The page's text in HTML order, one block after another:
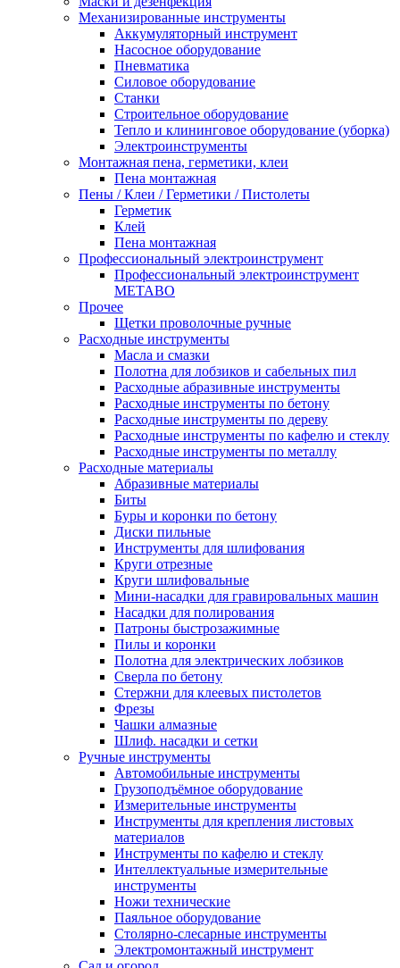
Механизированные инструменты
Аккумуляторный инструмент
Насосное оборудование
Пневматика
Силовое оборудование
Станки
Строительное оборудование
Тепло и клининговое оборудование (уборка)
Электроинструменты
Монтажная пена, герметики, клеи
Пена монтажная
Пены / Клеи / Герметики / Пистолеты
Герметик
Клей
Пена монтажная
Профессиональный электроинструмент
Профессиональный электроинструмент
METABO
Прочее
Щетки проволочные ручные
Расходные инструменты
Масла и смазки
Полотна для лобзиков и сабельных пил
Расходные абразивные инструменты
Расходные инструменты по бетону
Расходные инструменты по дереву
Расходные инструменты по кафелю и стеклу
Расходные инструменты по металлу
Расходные материалы
Абразивные материалы
Биты
Буры и коронки по бетону
Диски пильные
Инструменты для шлифования
Круги отрезные
Круги шлифовальные
Мини-насадки для гравировальных машин
Насадки для полирования
Патроны быстрозажимные
Пилы и коронки
Полотна для электрических лобзиков
Сверла по бетону
Стержни для клеевых пистолетов
Фрезы
Чашки алмазные
Шлиф. насадки и сетки
Ручные инструменты
Автомобильные инструменты
Грузоподъёмное оборудование
Измерительные инструменты
Инструменты для крепления листовых
материалов
Инструменты по кафелю и стеклу
Интеллектуальные измерительные
инструменты
Ножи технические
Паяльное оборудование
Столярно-слесарные инструменты
Электромонтажный инструмент